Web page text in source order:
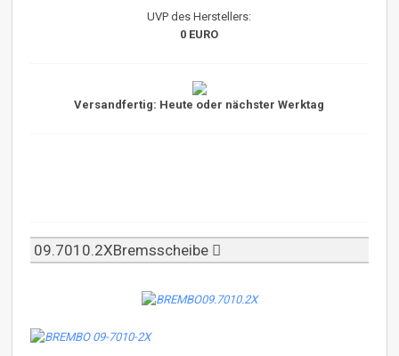
UVP des Herstellers:
0 EURO
Versandfertig: Heute oder nächster Werktag
09.7010.2XBremsscheibe